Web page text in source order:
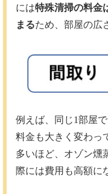
には特殊清掃の料金
まるため、部屋の広
例えば、同じ1部屋
料金も大きく変わっ
多いほど、オゾン燻
際には費用も高額に